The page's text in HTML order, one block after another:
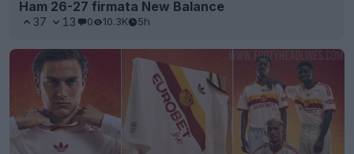
Ham 26-27 firmata New Balance
37 13 0 10.3K 5h